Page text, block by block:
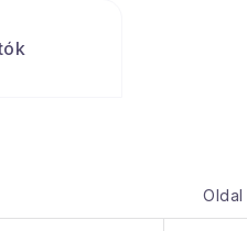
Oldal